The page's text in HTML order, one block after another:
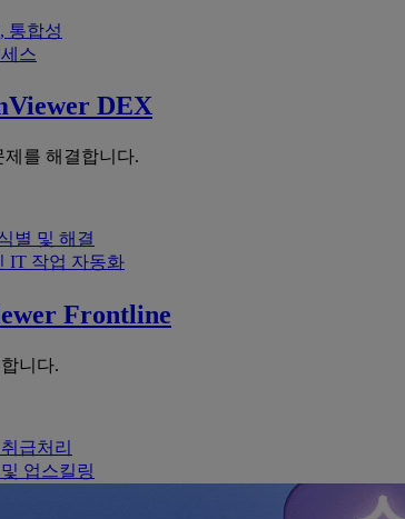
통합성
스
DEX
를 해결합니다.
별 및 해결
IT 작업 자동화
Frontline
니다.
급처리
업스킬링